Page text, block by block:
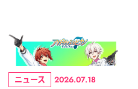
ニュース 2026.07.18